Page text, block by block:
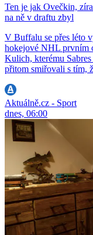
Ten je jak Ovečkin,
na ně v draftu zbyl
V Buffalu se přes léto
hokejové NHL prvním
Kulich, kterému
přitom smiřovali s tím,
Aktuálně.cz - Sport
dnes, 06:00